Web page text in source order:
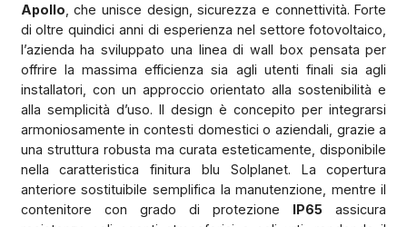
Apollo , che unisce design, sicurezza e connettività. Forte
di oltre quindici anni di esperienza nel settore fotovoltaico,
l’azienda ha sviluppato una linea di wall box pensata per
offrire la massima efficienza sia agli utenti finali sia agli
installatori, con un approccio orientato alla sostenibilità e
alla semplicità d’uso. Il design è concepito per integrarsi
armoniosamente in contesti domestici o aziendali, grazie a
una struttura robusta ma curata esteticamente, disponibile
nella caratteristica finitura blu Solplanet. La copertura
anteriore sostituibile semplifica la manutenzione, mentre il
contenitore con grado di protezione IP65 assicura